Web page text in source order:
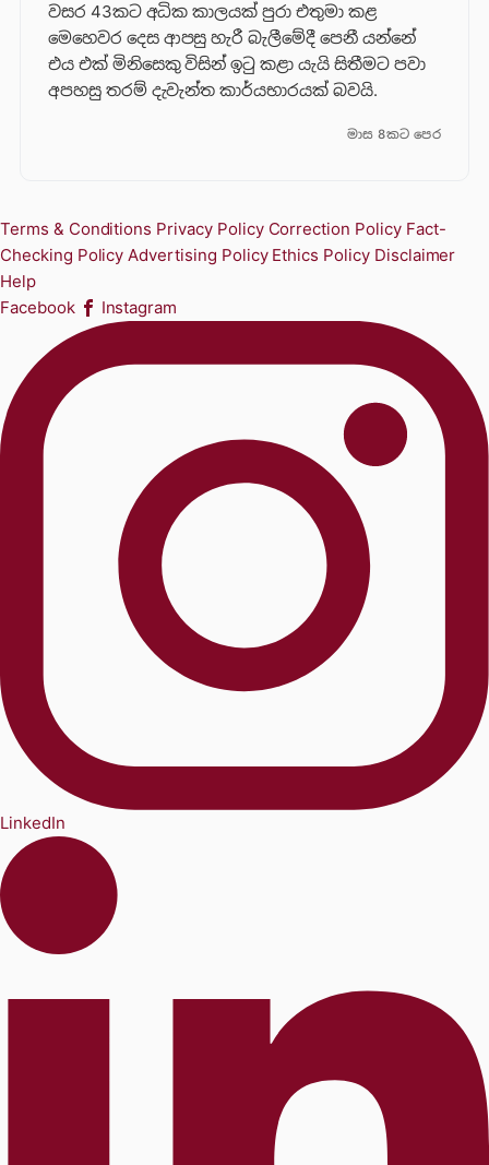
වසර 43කට අධික කාලයක් පුරා එතුමා කළ
මෙහෙවර දෙස ආපසු හැරී බැලීමේදී පෙනී යන්නේ
එය එක් මිනිසෙකු විසින් ඉටු කළා යැයි සිතීමට පවා
අපහසු තරම් දැවැන්ත කාර්යභාරයක් බවයි.
මාස 8කට පෙර
Terms & Conditions Privacy Policy Correction Policy Fact-
Checking Policy Advertising Policy Ethics Policy Disclaimer
Help
Facebook
Instagram
LinkedIn